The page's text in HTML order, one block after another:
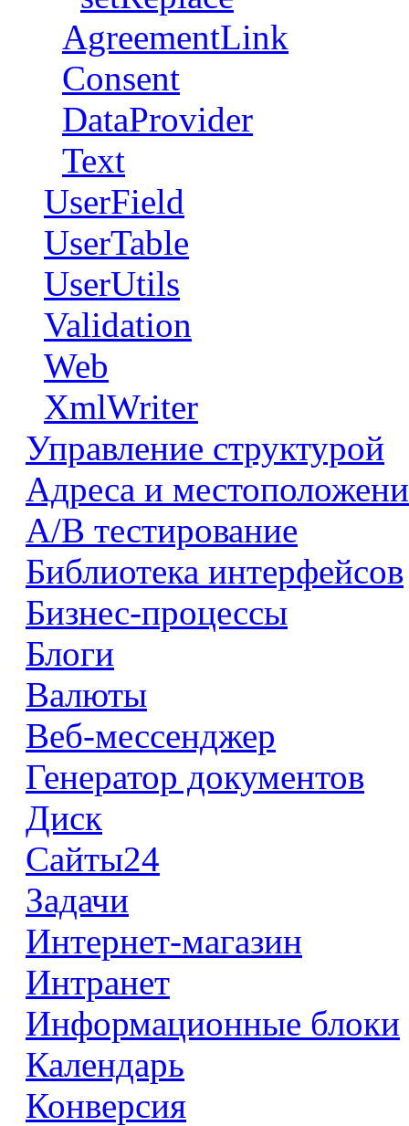
AgreementLink
Consent
DataProvider
Text
UserField
UserTable
UserUtils
Validation
Web
XmlWriter
Управление структурой
Адреса и
А/В тестирование
Библиотека интерфейсов
Бизнес-процессы
Блоги
Валюты
Веб-мессенджер
Генератор документов
Диск
Сайты24
Задачи
Интернет-магазин
Интранет
Информационные блоки
Календарь
Конверсия